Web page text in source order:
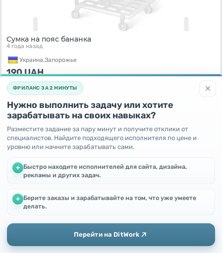
Сумка на пояс бананка
4 года назад
Украина,Запорожье
190UAH
РЮКЗАК С КАРМАНОМ LONSDALE
4 года назад
476
×
ФРИЛАНС ЗА 2 МИНУТЫ
Нужно выполнить задачу или хотите
зарабатывать на своих навыках?
Разместите задание за пару минут и получите отклики от
специалистов. Найдите подходящего исполнителя по цене и
уровню или начните зарабатывать сами.
+ Быстро находите исполнителей для сайта, дизайна,
рекламы и других задач.
+ Берите заказы и зарабатывайте на том, что уже умеете
делать.
Перейти на DitWork
Мы используем файлы cookie, чтобы улучшить работу и
Добавить Главная Сообщения Профиль